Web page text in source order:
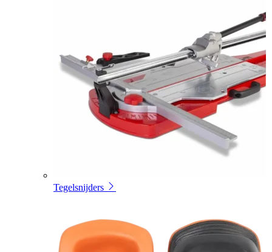
Tegelsnijders